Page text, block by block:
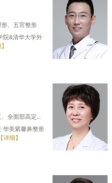
、五官整形
院&清华大学外
全面部高定...
华美紫馨鼻整形
【详细】